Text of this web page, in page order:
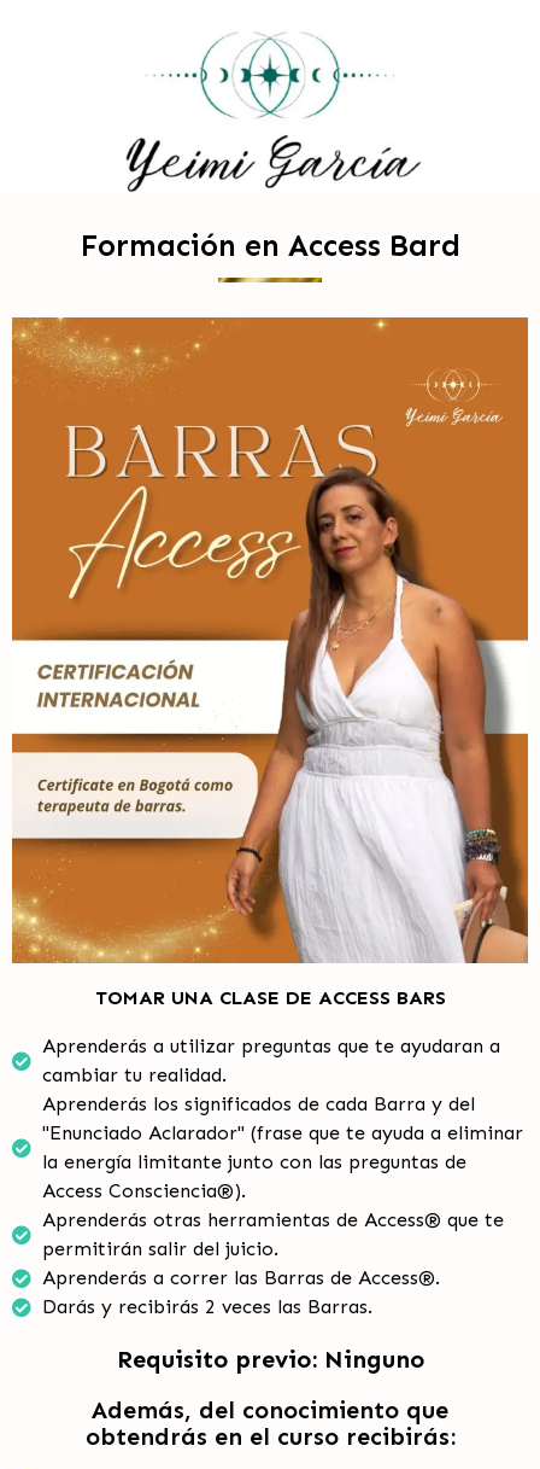
Formación en Access Bard
TOMAR UNA CLASE DE ACCESS BARS
Aprenderás a utilizar preguntas que te ayudaran a
cambiar tu realidad.
Aprenderás los significados de cada Barra y del
"Enunciado Aclarador" (frase que te ayuda a eliminar
la energía limitante junto con las preguntas de
Access Consciencia®).
Aprenderás otras herramientas de Access® que te
permitirán salir del juicio.
Aprenderás a correr las Barras de Access®.
Darás y recibirás 2 veces las Barras.
Requisito previo: Ninguno
Además, del conocimiento que
obtendrás en el curso recibirás: